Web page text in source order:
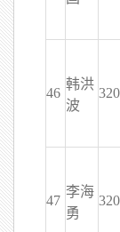
46
韩洪
波
47
李海
勇